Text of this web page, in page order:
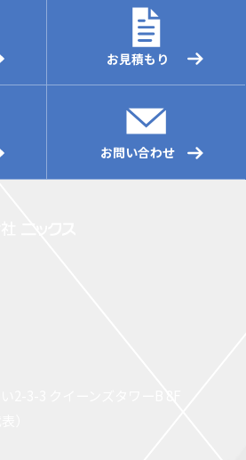
お見積もり
お問い合わせ